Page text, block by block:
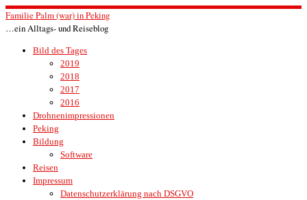
Zum
Inhalt
Familie Palm (war) in Peking
…ein Alltags- und Reiseblog
Bild des Tages
2019
2018
2017
2016
Drohnenimpressionen
Peking
Bildung
Software
Reisen
Impressum
Datenschutzerklärung nach DSGVO